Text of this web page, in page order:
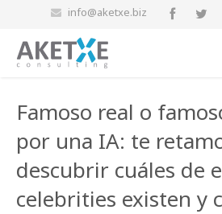
info@aketxe.biz
Famoso real o
por una IA: te
descubrir cuáles de
celebrities existen y